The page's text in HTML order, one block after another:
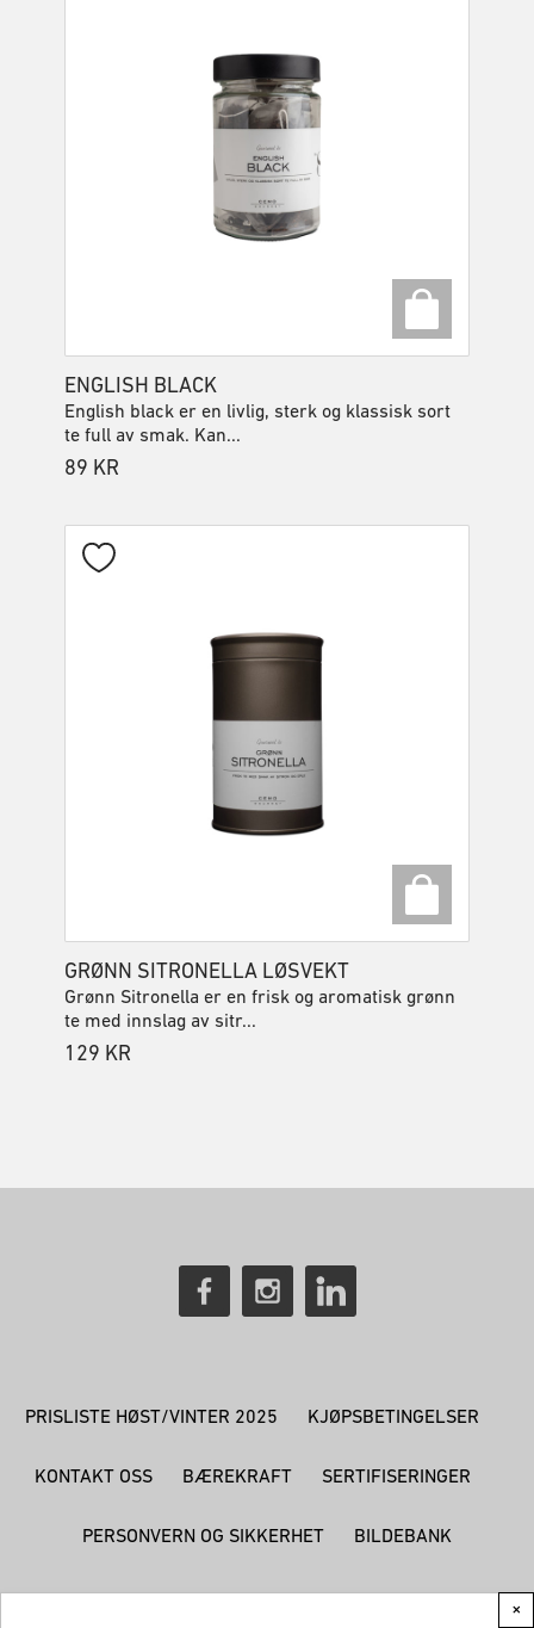
ENGLISH BLACK
English black er en livlig, sterk og klassisk sort
te full av smak. Kan...
89 KR
GRØNN SITRONELLA LØSVEKT
Grønn Sitronella er en frisk og aromatisk grønn
te med innslag av sitr...
129 KR
PRISLISTE HØST/VINTER 2025 KJØPSBETINGELSER
KONTAKT OSS BÆREKRAFT SERTIFISERINGER
PERSONVERN OG SIKKERHET BILDEBANK
×